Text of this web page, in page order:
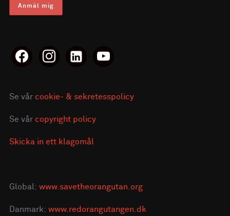
facebookinstagramlinkedin-youtube
Se vår cookie- & sekretesspolicy
Se vår copyright policy
Skicka in ett klagomål
Global: www.savetheorangutan.org
Danmark: www.redorangutangen.dk